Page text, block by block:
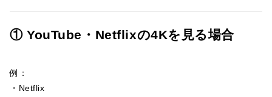
① YouTube・Netflixの4Kを見る場合
例：
・Netflix